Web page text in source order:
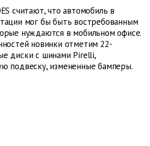
считают, что автомобиль в
мог бы быть востребованным
нуждаются в мобильном офисе.
новинки отметим 22-
диски с шинами Pirelli,
подвеску, измененные бамперы.